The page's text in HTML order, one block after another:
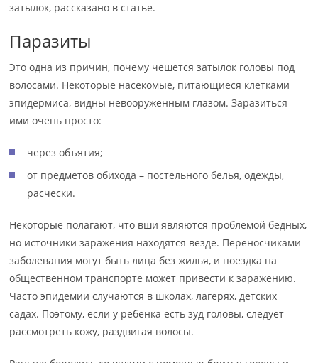
затылок, рассказано в статье.
Паразиты
Это одна из причин, почему чешется затылок головы под
волосами. Некоторые насекомые, питающиеся клетками
эпидермиса, видны невооруженным глазом. Заразиться
ими очень просто:
через объятия;
от предметов обихода – постельного белья, одежды,
расчески.
Некоторые полагают, что вши являются проблемой бедных,
но источники заражения находятся везде. Переносчиками
заболевания могут быть лица без жилья, и поездка на
общественном транспорте может привести к заражению.
Часто эпидемии случаются в школах, лагерях, детских
садах. Поэтому, если у ребенка есть зуд головы, следует
рассмотреть кожу, раздвигая волосы.